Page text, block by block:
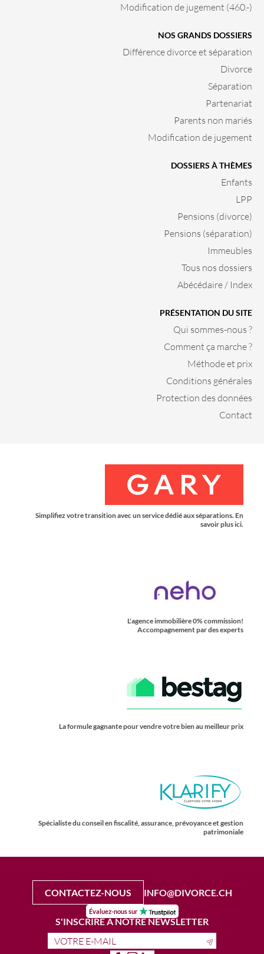
Modification de jugement (460.-)
NOS GRANDS DOSSIERS
Différence divorce et séparation
Divorce
Séparation
Partenariat
Parents non mariés
Modification de jugement
DOSSIERS À THÈMES
Enfants
LPP
Pensions (divorce)
Pensions (séparation)
Immeubles
Tous nos dossiers
Abécédaire / Index
PRÉSENTATION DU SITE
Qui sommes-nous ?
Comment ça marche ?
Méthode et prix
Conditions générales
Protection des données
Contact
Simplifiez votre transition avec un service dédié aux séparations. En
savoir plus ici.
L'agence immobilière 0% commission!
Accompagnement par des experts
La formule gagnante pour vendre votre bien au meilleur prix
Spécialiste du conseil en fiscalité, assurance, prévoyance et gestion
patrimoniale
CONTACTEZ-NOUS INFO@DIVORCE.CH
Évaluez-nous sur
S'INSCRIRE À NOTRE NEWSLETTER